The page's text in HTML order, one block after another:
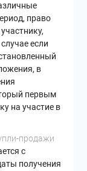
право
если
в
первым
на участие в
продажи
с
получения